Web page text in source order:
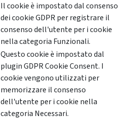
Il cookie è impostato dal consenso
dei cookie GDPR per registrare il
consenso dell'utente per i cookie
nella categoria Funzionali.
Questo cookie è impostato dal
plugin GDPR Cookie Consent. I
cookie vengono utilizzati per
memorizzare il consenso
dell'utente per i cookie nella
categoria Necessari.